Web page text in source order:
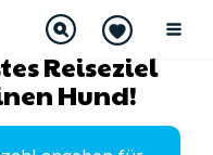
Reiseziel
Hund!